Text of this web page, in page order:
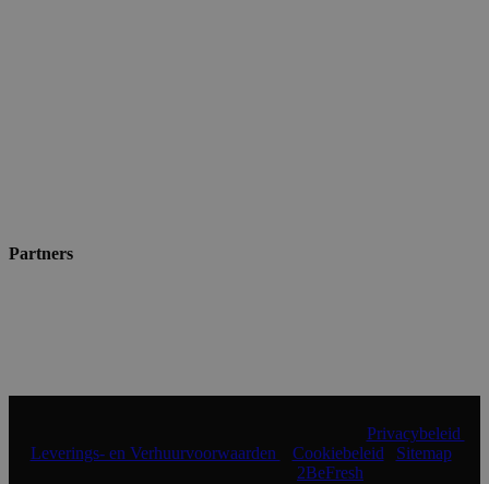
Partners
Privacybeleid
Leverings- en Verhuurvoorwaarden
Cookiebeleid Sitemap|
2BeFresh